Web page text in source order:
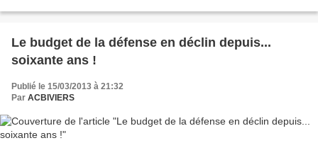
Le budget de la défense en déclin depuis...
soixante ans !
Publié le 15/03/2013 à 21:32
Par ACBIVIERS